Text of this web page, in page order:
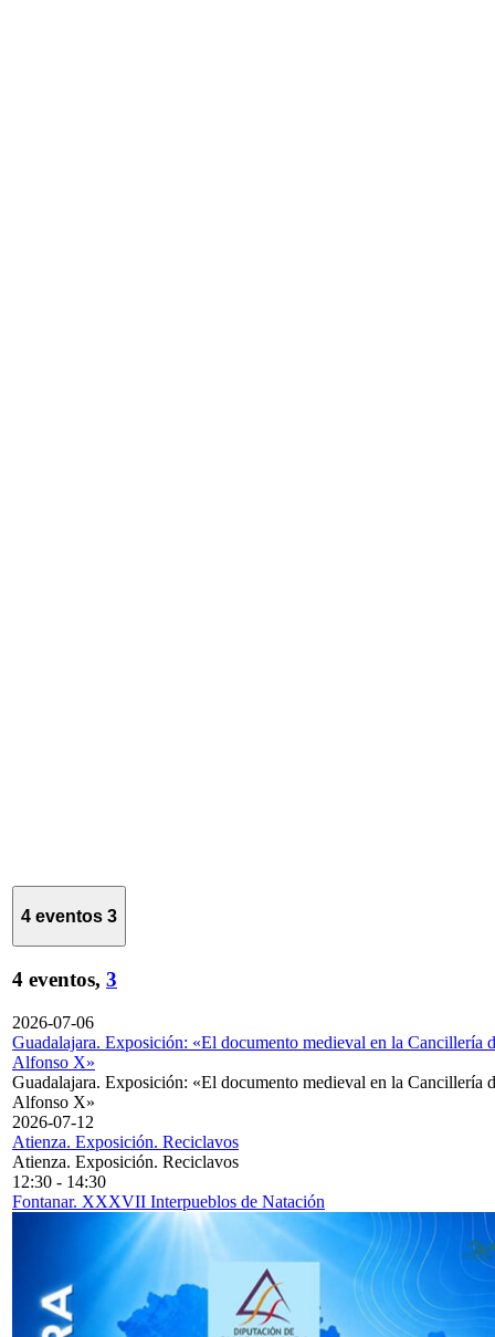
4 eventos 3
4 eventos, 3
2026-07-06
Guadalajara. Exposición: «El documento medieval en la Cancillería
Alfonso X»
Guadalajara. Exposición: «El documento medieval en la Cancillería
Alfonso X»
2026-07-12
Atienza. Exposición. Reciclavos
Atienza. Exposición. Reciclavos
12:30 - 14:30
Fontanar. XXXVII Interpueblos de Natación